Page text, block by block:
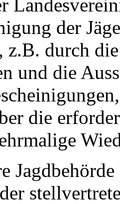
der
z.B. durch
und die
die